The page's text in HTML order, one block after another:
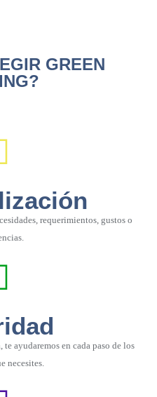
GREEN
requerimientos, gustos o
ayudaremos en cada paso de los
necesites.